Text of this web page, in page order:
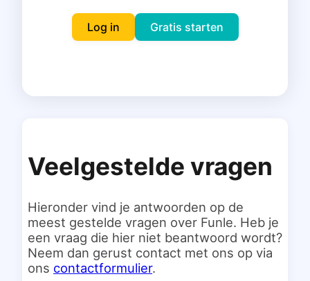
Gratis starten
Log in Gratis starten
Veelgestelde vragen
Hieronder vind je antwoorden op de
meest gestelde vragen over Funle. Heb je
een vraag die hier niet beantwoord wordt?
Neem dan gerust contact met ons op via
ons contactformulier.